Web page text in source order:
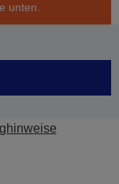
unten.